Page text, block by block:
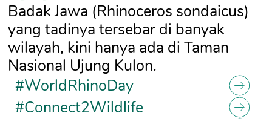
Badak Jawa (Rhinoceros sondaicus)
yang tadinya tersebar di banyak
wilayah, kini hanya ada di Taman
Nasional Ujung Kulon.
#WorldRhinoDay
#Connect2Wildlife